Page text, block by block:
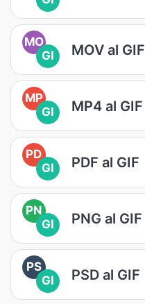
MO
GI
MOV al GIF
MP
GI
MP4 al GIF
PD
GI
PDF al GIF
PN
GI
PNG al GIF
PS
GI
PSD al GIF